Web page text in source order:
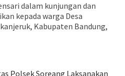
dalam kunjungan dan
kepada warga Desa
Kabupaten Bandung,
Polsek Soreang Laksanakan